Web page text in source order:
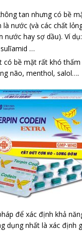
tan nhưng có bề
nước (và các chất
nước hay sợ dầu). Ví
…
có bề mặt rất khó
não, menthol, salol….
để xác định khả
dụng nhất là xác định